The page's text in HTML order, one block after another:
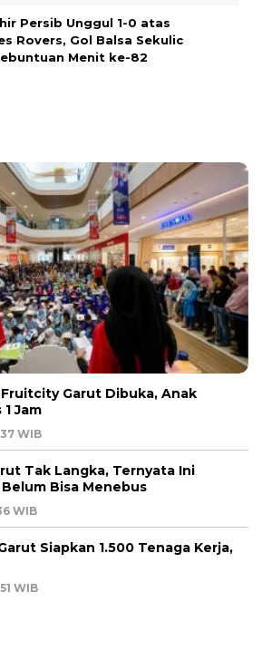
Persib Unggul 1-0 atas
Rovers, Gol Balsa Sekulic
Menit ke-82
Garut Dibuka, Anak
Jam
WIB
Tak Langka, Ternyata Ini
Bisa Menebus
WIB
Siapkan 1.500 Tenaga Kerja,
WIB